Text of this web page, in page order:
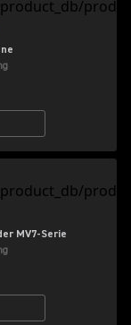
MV7-Serie